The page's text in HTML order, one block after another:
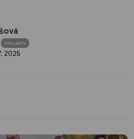
Aktuality
2025